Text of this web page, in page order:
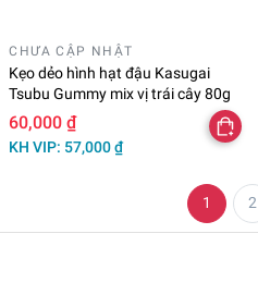
CHƯA CẬP NHẬT
Kẹo dẻo hình hạt đậu Kasugai
Tsubu Gummy mix vị trái cây 80g
60,000 ₫
KH VIP: 57,000 ₫
1 2